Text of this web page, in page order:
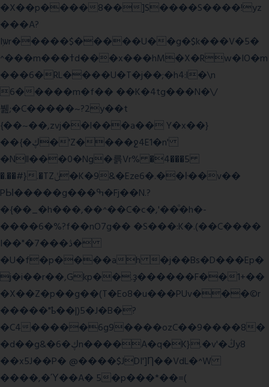
�X��p����8��]S����S����!yz
���A?
Iۭѡr�����$�����U��g�$k���V�5�
^���m���ߙd���x���hM�X�Rw�IO�m
���6�RL����U�T�j��;�h4:l�\n
6�����m�f�� ��K�4tg���N�\/
뷆;�C�����~?2y��t
{��~��,zvj��l���a�� Y�x��}
��{�ڮ�'Z����ջ4E1�n'
�Nll���0�Ng�륽Vr% �4���5
�.��#}.�TZݩ�K�9&�Eze6�.��ŀ��v��
PЫ�����g���ߒ�Fj��N.?
�{��_�h���,��^��C�c�,'��ͦ�h�-
����6�%?f��nO7 g�� �S���:K�.(��C����
I��"�7 ���ڎ�
�U�f�p����ah �j��Bs�D���Ep�
j�i��r��,Gkp��.ҙ������F��1+��
�X��Z�p��g��(T�Eo8�u���PUv���©r
�����"ҍ��|)5�J�B�?
�C4�����6g9����ozC��9����8�
�d��g&�6�ڮn����A�q�K}.�v'�ڭy8
��x5J��P� @����$JDI']Ƞ��VdL�^W
����,�Ύ��A� 5�p���*��=(